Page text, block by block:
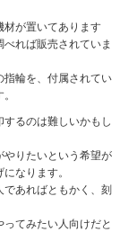
材が置いてあります
れば販売されていま
指輪を、付属されてい
るのは難しいかもし
やりたいという希望が
なります。
あればともかく、刻
てみたい人向けだと